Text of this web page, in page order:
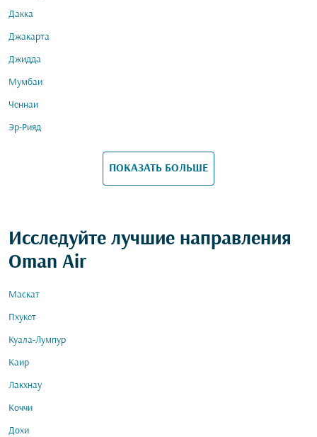
Дакка
Джакарта
Джидда
Мумбаи
Ченнаи
Эр-Рияд
ПОКАЗАТЬ БОЛЬШЕ
Исследуйте лучшие направления
Oman Air
Маскат
Пхукет
Куала-Лумпур
Каир
Лакхнау
Коччи
Дохи